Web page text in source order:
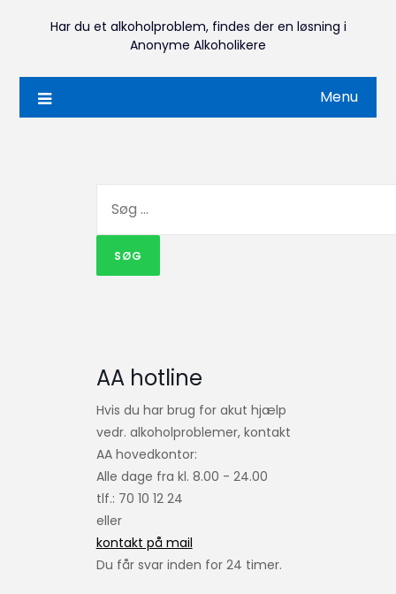
Har du et alkoholproblem, findes der en løsning i
Anonyme Alkoholikere
Menu
AA hotline
Hvis du har brug for akut hjælp
vedr. alkoholproblemer, kontakt
AA hovedkontor:
Alle dage fra kl. 8.00 - 24.00
tlf.: 70 10 12 24
eller
kontakt på mail
Du får svar inden for 24 timer.